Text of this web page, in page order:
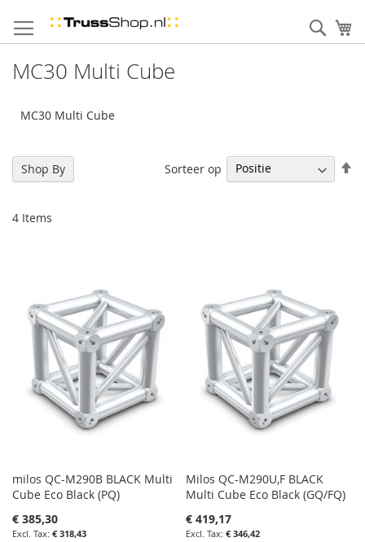
to
Content
MC30 Multi Cube
MC30 Multi Cube
4 Items
Sorteer op
milos QC-M290B BLACK Multi
Cube Eco Black (PQ)
€ 385,30
€ 318,43
Milos QC-M290U,F BLACK
Multi Cube Eco Black (GQ/FQ)
€ 419,17
€ 346,42
Shop By